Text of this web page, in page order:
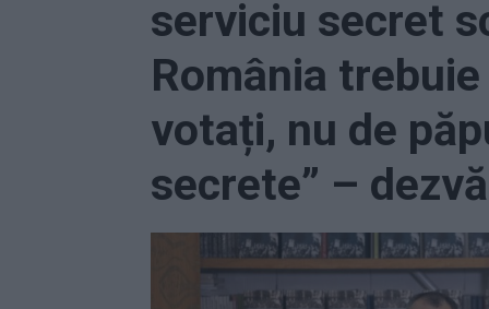
serviciu secret
România
votați, nu de
secrete” –